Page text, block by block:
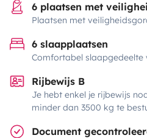
6 plaatsen met
Plaatsen met
6 slaapplaatsen
Comfortabel slaapgedeelte
Rijbewijs B
Je hebt enkel je rijbewijs
minder dan 3500 kg te
Document